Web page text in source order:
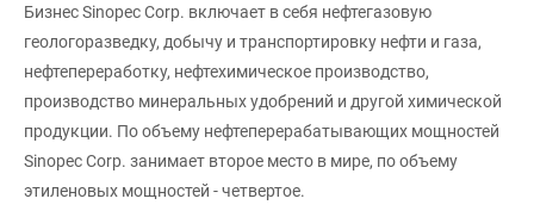
Бизнес Sinopec Corp. включает в себя нефтегазовую
геологоразведку, добычу и транспортировку нефти и газа,
нефтепереработку, нефтехимическое производство,
производство минеральных удобрений и другой химической
продукции. По объему нефтеперерабатывающих мощностей
Sinopec Corp. занимает второе место в мире, по объему
этиленовых мощностей - четвертое.